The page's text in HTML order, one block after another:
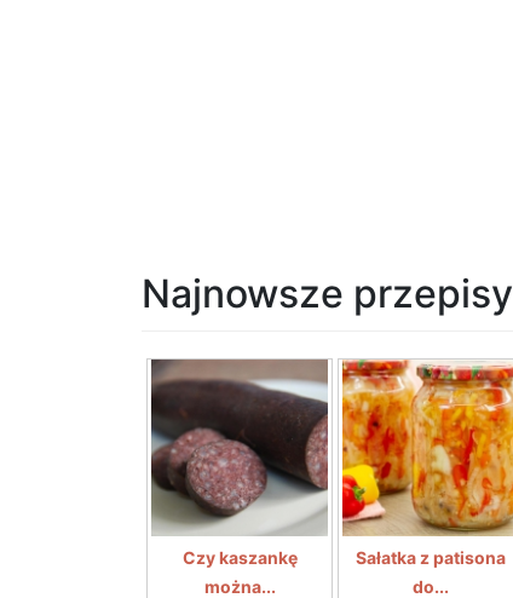
Najnowsze przepisy
Czy kaszankę
można...
Sałatka z patisona
do...